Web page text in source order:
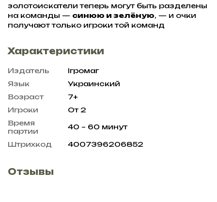
золотоискатели теперь могут быть разделены
на команды — синюю и зелёную, — и очки
получают только игроки той команд
Характеристики
Издатель
Ігромаг
Язык
Украинский
Возраст
7+
Игроки
От 2
Время
партии
40 – 60 минут
Штрихкод 4007396206852
Отзывы